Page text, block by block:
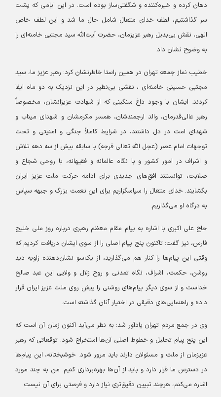
دهان کرده و خیره‌کننده و شگفتی‌ساز بوده است. در این ایامی که پشت
سر گذاشتیم، لطف خدای متعال شامل حال ما شد و این لطف خاص
الهی، نقش بی‌بدیل رهبر عزیزمان، حضرت آیت‌الله سید مجتبی خامنه‌ای را
به وضوح نشان داد.
خطیب نماز جمعه تهران در همین راستا خاطرنشان کرد: رهبر عزیز ما، سید
مجتبی حسینی خامنه‌ای ، نقشی بی‌نظیر در این نزدیک به دو ماه ایفا
کردند. ایشان با وجود داغ سنگینی که از شهادت عزیزانشان، مخصوصاً
رهبر عالی‌قدرمان، والد ارجمندشان، همسر مکرمشان و شهدای میناب و
شهدای امت در دل داشتند، در شرایط کاملاً جنگی و امنیتی و تحت
توجهات امام عصر (عجل الله تعالی فرجه) با سابقه بیش از سه دهه تلاش
و اشراف در امور کشور و با نگاه عالمانه و فقیهانه، با روحی شجاع و
صلابت، توانستند افق‌های جدیدی برای ادامه حرکت ملت عزیز ایران
بگشایند. خدای متعال را سپاسگزاریم برای این نعمت بزرگ و جبهه سپاس
به درگاه او می‌گذاریم.
حاج علی اکبری با اشاره به پیام مقام معظم رهبری درباره روز ملی خلیج
فارس، نیز گفت: تاکنون پنج پیام اصلی را از سوی ایشان دریافت کردیم که
وقتی این پیام‌ها را کنار هم می‌گذارید، از یک‌سو نشان‌دهنده زاویه دید
روشن، حکمت، اشراف، نگاه تمدنی و روح زلال و ولایی این عبد صالح
خداست و از سوی دیگر پیام‌های روشنی را پیش روی ملت عزیز ایران قرار
داده و راهنمایی‌های دقیقی در اختیار آنان گذاشته است.
وی در جمع مردم تهران یادآور شد: به نظر می‌آید اکنون زمان آن است که
این پنج پیام تحلیل و خطوط اصلی آن‌ها استخراج شود. توقعاتی که رهبر
عزیزمان از ملت و مسئولان دارند باید مرور شود. خوشبختانه، این پیام‌ها
در دسترس ما قرار دارد و باید از آن‌ها بهره‌برداری کنیم. من به چند مورد
اشاره می‌کنم، هرچند تبیین دقیق‌تری نیاز دارد و فرصتی برای آن نیست.